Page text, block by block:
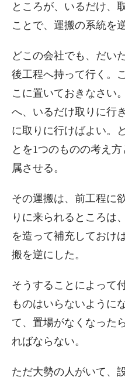
ところが、いるだけ、
ことで、運搬の系統を
どこの会社でも、だい
後工程へ持って行く。
こに置いておきなさい
へ、いるだけ取りに行
に取りに行けばよい。
とを1つのものの考え
属させる。
その運搬は、前工程に
りに来られるところは
を造って補充しておけ
搬を逆にした。
そうすることによって
ものはいらないように
て、置場がなくなった
ればならない。
ただ大勢の人がいて、